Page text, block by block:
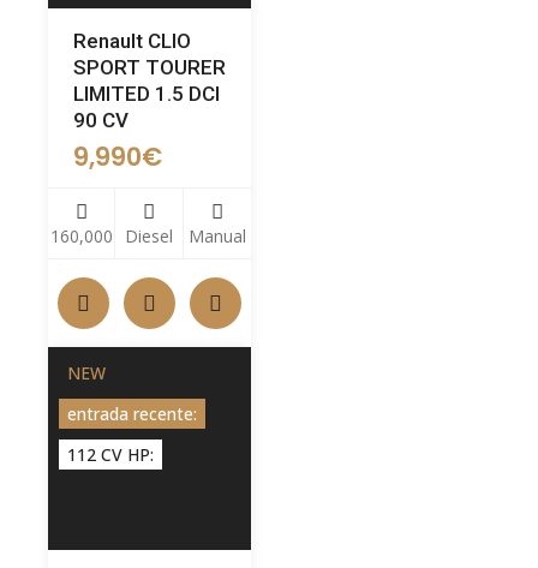
Renault CLIO
SPORT TOURER
LIMITED 1.5 DCI
90 CV
9,990€
160,000 Diesel Manual
NEW
entrada recente:
112 CV HP: